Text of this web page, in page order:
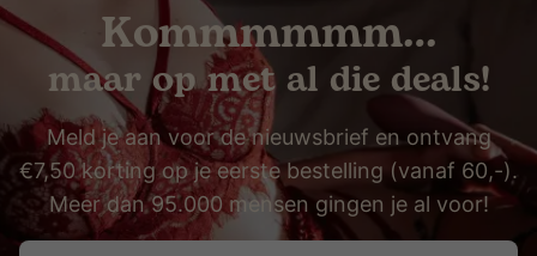
Kommmmmm…
maar op met al die deals!
Meld je aan voor de nieuwsbrief en ontvang
€7,50 korting op je eerste bestelling (vanaf 60,-).
Meer dan 95.000 mensen gingen je al voor!